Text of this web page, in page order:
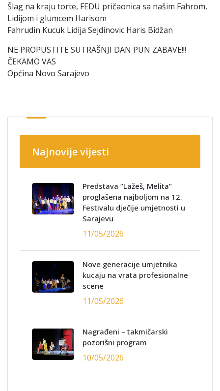
Šlag na kraju torte, FEDU pričaonica sa našim Fahrom,
Lidijom i glumcem Harisom
Fahrudin Kucuk Lidija Sejdinovic Haris Bidžan
NE PROPUSTITE SUTRAŠNJI DAN PUN ZABAVE!!!
ČEKAMO VAS
Općina Novo Sarajevo
Najnovije vijesti
Predstava “Lažeš, Melita”
proglašena najboljom na 12.
Festivalu dječije umjetnosti u
Sarajevu
11/05/2026
Nove generacije umjetnika
kucaju na vrata profesionalne
scene
11/05/2026
Nagrađeni – takmičarski
pozorišni program
10/05/2026